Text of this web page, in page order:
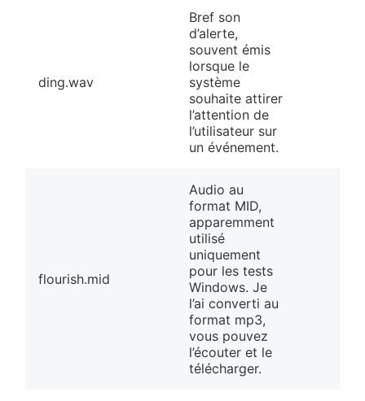
ding.wav
Bref son
d’alerte,
souvent émis
lorsque le
système
souhaite attirer
l’attention de
l’utilisateur sur
un événement.
flourish.mid
Audio au
format MID,
apparemment
utilisé
uniquement
pour les tests
Windows. Je
l’ai converti au
format mp3,
vous pouvez
l’écouter et le
télécharger.